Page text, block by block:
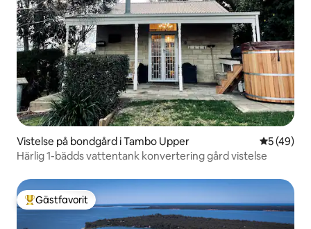
Vistelse på bondgård i Tambo Upper 5 av 5 i
5 (49)
Härlig 1-bädds vattentank konvertering gård vistelse
Populär gästfavorit
Gästfavorit